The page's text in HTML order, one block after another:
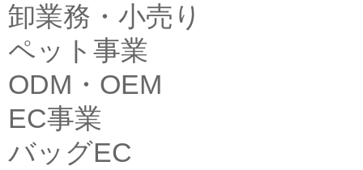
卸業務・小売り
ペット事業
ODM・OEM
EC事業
バッグEC